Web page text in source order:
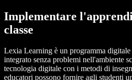
Implementare
classe
Lexia Learning è un programma digitale
integrato senza problemi nell'ambiente
tecnologia digitale con i metodi di
educatori possono fornire agli studenti